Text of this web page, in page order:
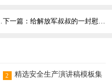
下一篇： 给解放军叔叔的一封慰问信
2
精选安全生产演讲稿模板集